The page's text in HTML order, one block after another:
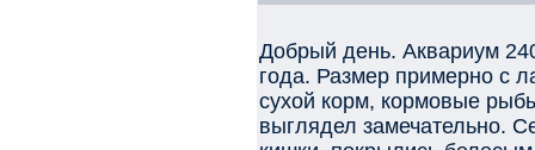
Добрый день. Аквариум
года. Размер примерно с
сухой корм, кормовые
выглядел замечательно.